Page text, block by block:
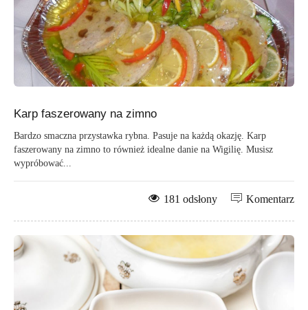
Karp faszerowany na zimno
Bardzo smaczna przystawka rybna. Pasuje na każdą okazję. Karp
faszerowany na zimno to również idealne danie na Wigilię. Musisz
wypróbować...
Komentarz
181 odsłony